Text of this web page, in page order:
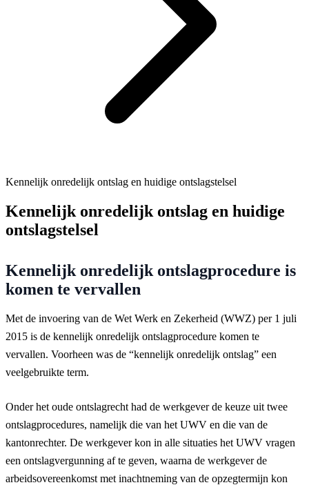
Kennelijk onredelijk ontslag en huidige ontslagstelsel
Kennelijk onredelijk ontslag en huidige
ontslagstelsel
Kennelijk onredelijk ontslagprocedure is
komen te vervallen
Met de invoering van de Wet Werk en Zekerheid (WWZ) per 1 juli
2015 is de kennelijk onredelijk ontslagprocedure komen te
vervallen. Voorheen was de “kennelijk onredelijk ontslag” een
veelgebruikte term.
Onder het oude ontslagrecht had de werkgever de keuze uit twee
ontslagprocedures, namelijk die van het UWV en die van de
kantonrechter. De werkgever kon in alle situaties het UWV vragen
een ontslagvergunning af te geven, waarna de werkgever de
arbeidsovereenkomst met inachtneming van de opzegtermijn kon